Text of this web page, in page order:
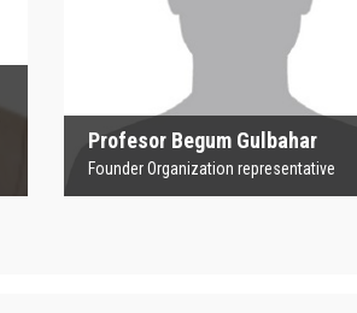
Profesor Begum Gulbahar
Founder Organization representative
Founder Organization representative